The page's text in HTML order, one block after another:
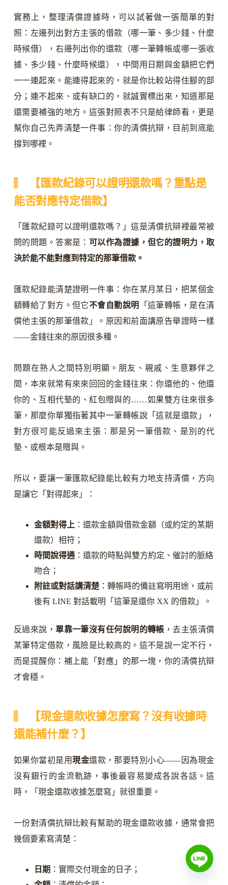
實務上，整理清償證據時，可以試著做一張簡單的對
照：左邊列出對方主張的借款（哪一筆、多少錢、什麼
時候借），右邊列出你的還款（哪一筆轉帳或哪一張收
據、多少錢、什麼時候還），中間用日期與金額把它們
一一連起來。能連得起來的，就是你比較站得住腳的部
分；連不起來、或有缺口的，就誠實標出來，知道那是
還需要補強的地方。這張對照表不只是給律師看，更是
幫你自己先弄清楚一件事：你的清償抗辯，目前到底能
撐到哪裡。
【匯款紀錄可以證明還款嗎？重點是
能否對應特定借款】
「匯款紀錄可以證明還款嗎？」這是清償抗辯裡最常被
問的問題。答案是： 可以作為證據，但它的證明力，取
決於能不能對應到特定的那筆借款。
匯款紀錄能清楚證明一件事：你在某月某日，把某個金
額轉給了對方。但它不會自動說明
「這筆轉帳，是在清
償他主張的那筆借款」。原因和前面講原告舉證時一樣
——金錢往來的原因很多種。
問題在熟人之間特別明顯。朋友、親戚、生意夥伴之
間，本來就常有來來回回的金錢往來：你還他的、他還
你的、互相代墊的、紅包贈與的……如果雙方往來很多
筆，那麼你單獨指著其中一筆轉帳說「這就是還款」，
對方很可能反過來主張：那是另一筆借款、是別的代
墊、或根本是贈與。
所以，要讓一筆匯款紀錄能比較有力地支持清償，方向
是讓它「對得起來」：
金額對得上：還款金額與借款金額（或約定的某期
還款）相符；
時間說得通：還款的時點與雙方約定、催討的脈絡
吻合；
附註或對話講清楚：轉帳時的備註寫明用途，或前
後有 LINE 對話載明「這筆是還你 XX 的借款」。
反過來說， 單靠一筆沒有任何說明的轉帳 ，去主張清償
某筆特定借款，風險是比較高的。這不是說一定不行，
而是提醒你：補上能「對應」的那一塊，你的清償抗辯
才會穩。
【現金還款收據怎麼寫？沒有收據時
還能補什麼？】
如果你當初是用現金還款，那要特別小心——因為現金
沒有銀行的金流軌跡，事後最容易變成各說各話。這
時，「現金還款收據怎麼寫」就很重要。
一份對清償抗辯比較有幫助的現金還款收據，通常會把
幾個要素寫清楚：
日期 ：實際交付現金的日子；